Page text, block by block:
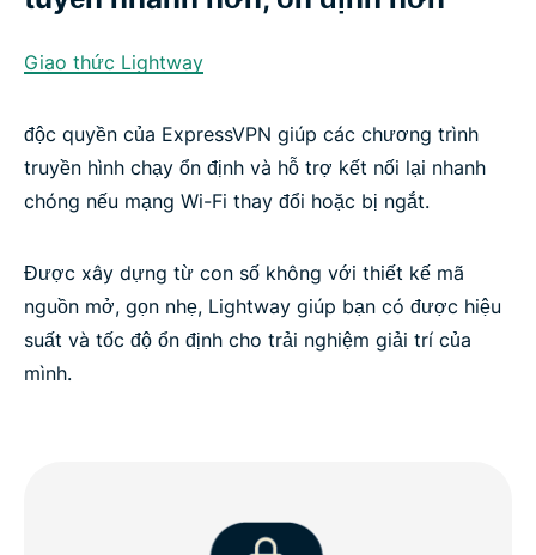
Giao thức Lightway
độc quyền của ExpressVPN giúp các chương trình
truyền hình chạy ổn định và hỗ trợ kết nối lại nhanh
chóng nếu mạng Wi-Fi thay đổi hoặc bị ngắt.
Được xây dựng từ con số không với thiết kế mã
nguồn mở, gọn nhẹ, Lightway giúp bạn có được hiệu
suất và tốc độ ổn định cho trải nghiệm giải trí của
mình.